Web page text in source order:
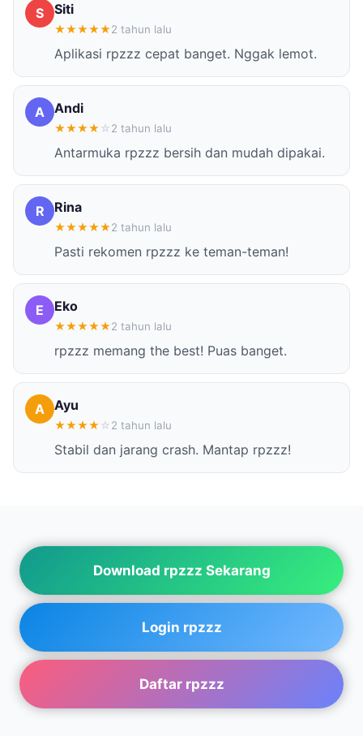
S Siti
★★★★★2 tahun lalu
Aplikasi rpzzz cepat banget. Nggak lemot.
A Andi
★★★★☆2 tahun lalu
Antarmuka rpzzz bersih dan mudah dipakai.
R Rina
★★★★★2 tahun lalu
Pasti rekomen rpzzz ke teman-teman!
E Eko
★★★★★2 tahun lalu
rpzzz memang the best! Puas banget.
A Ayu
★★★★☆2 tahun lalu
Stabil dan jarang crash. Mantap rpzzz!
Download rpzzz Sekarang
Login rpzzz
Daftar rpzzz